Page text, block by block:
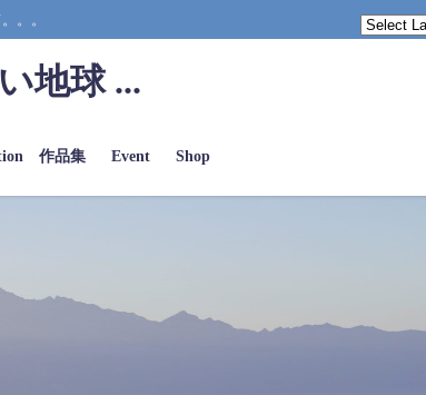
。。
地球 ...
作品集 Event Shop